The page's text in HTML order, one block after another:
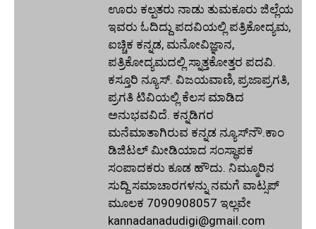
ಊರು ಕಲ್ಪತರು ನಾಡು ತುಮಕೂರು ಜಿಲ್ಲೆಯ
ಇವರು ಓದಿದ್ದು ಪದವಿಯಲ್ಲಿ ಪತ್ರಿಕೋದ್ಯಮ,
ಐಚ್ಚಿಕ ಕನ್ನಡ, ಮನೋವಿಜ್ಞಾನ,
ಪತ್ರಿಕೋದ್ಯಮದಲ್ಲಿ ಸ್ನಾತ್ತಕೋತ್ತರ ಪದವಿ.
ಕಸ್ತೂರಿ ನ್ಯೂಸ್‌. ವಿಜಯವಾಣಿ, ಪ್ರಜಾಪ್ರಗತಿ,
ಪ್ರಗತಿ ಟಿವಿಯಲ್ಲಿ ಕೆಲಸ ಮಾಡಿದ
ಅನುಭವವಿದೆ. ಕನ್ನಡಿಗರ
ಮನೆಮಾತಾಗಿರುವ ಕನ್ನಡ ನ್ಯೂಸ್‌ನೌ.ಕಾಂ
ಡಿಜಿಟಲ್‌ ಮೀಡಿಯಾದ ಸಂಸ್ಥಾಪಕ
ಸಂಪಾದಕರು ಕೂಡ ಹೌದು. ನಿಮ್ಮೂರಿನ
ಸುದ್ದಿ ಸಮಾಚಾರಗಳನ್ನು ನಮಗೆ ವಾಟ್ಸಪ್‌
ಮೂಲಕ 7090908057 ಇಲ್ಲವೇ
kannadanadudigi@gmail.com